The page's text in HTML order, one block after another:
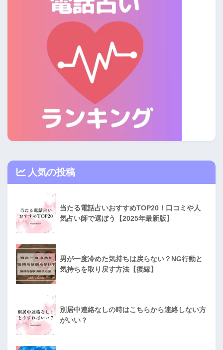
人気の投稿
当たる電話占いおすすめTOP20！口コミや人
気占い師で選ぼう【2025年最新版】
男が一度冷めた気持ちは戻らない？NG行動と
気持ちを取り戻す方法【復縁】
別居中連絡なしの時はこちらから連絡しない方
がいい？